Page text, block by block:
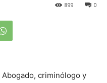
0
899
Abogado, criminólogo y